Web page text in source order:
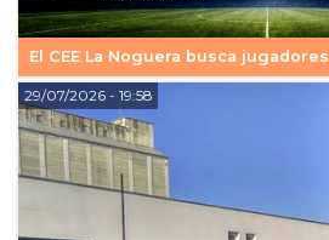
El CEE La Noguera busca jugadores
29/07/2026- 19:58